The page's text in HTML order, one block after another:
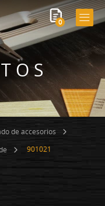
0
de accesorios
901021